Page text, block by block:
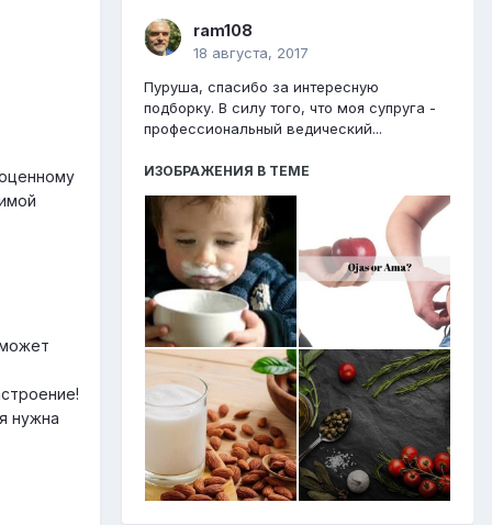
нужна
ram108
18 августа, 2017
Пуруша, спасибо за интересную
подборку. В силу того, что моя супруга -
профессиональный ведический...
ИЗОБРАЖЕНИЯ В ТЕМЕ